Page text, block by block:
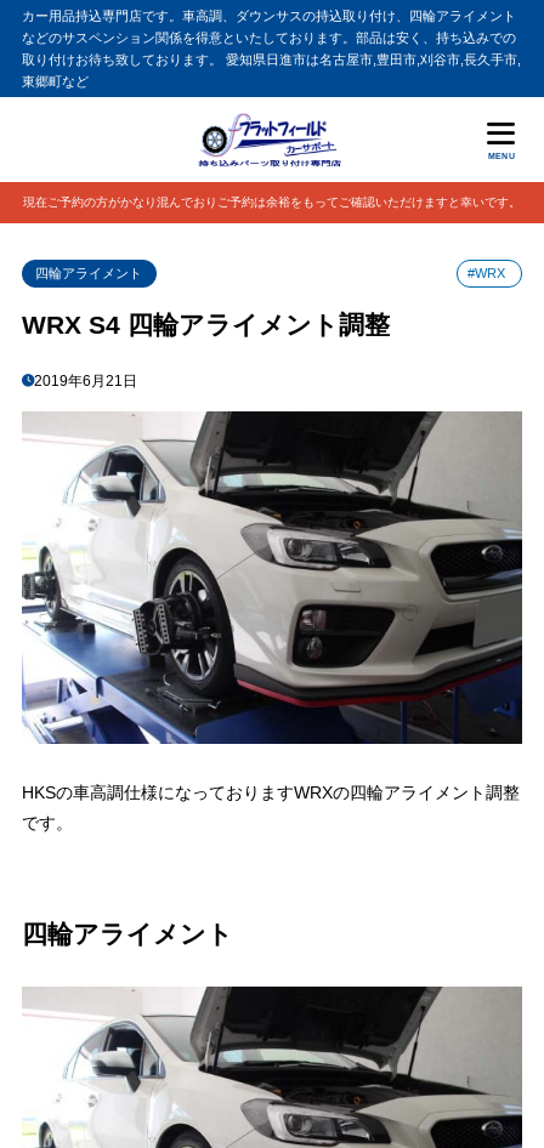
カー用品持込専門店です。車高調、ダウンサスの持込取り付け、四輪アライメント
などのサスペンション関係を得意といたしております。部品は安く、持ち込みでの
取り付けお待ち致しております。 愛知県日進市は名古屋市,豊田市,刈谷市,長久手市,
東郷町など
MENU
現在ご予約の方がかなり混んでおりご予約は余裕をもってご確認いただけますと幸いです。
四輪アライメント #WRX
WRX S4 四輪アライメント調整
2019年6月21日
HKSの車高調仕様になっておりますWRXの四輪アライメント調整
です。
四輪アライメント